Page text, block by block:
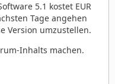
5.1 kostet EUR
Tage angehen
Version umzustellen.
Inhalts machen.